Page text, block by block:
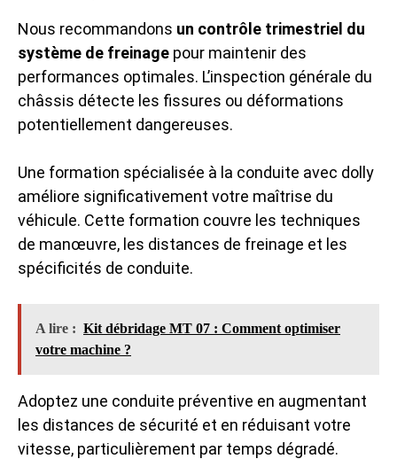
Nous recommandons un contrôle trimestriel du
système de freinage pour maintenir des
performances optimales. L’inspection générale du
châssis détecte les fissures ou déformations
potentiellement dangereuses.
Une formation spécialisée à la conduite avec dolly
améliore significativement votre maîtrise du
véhicule. Cette formation couvre les techniques
de manœuvre, les distances de freinage et les
spécificités de conduite.
A lire : Kit débridage MT 07 : Comment optimiser
votre machine ?
Adoptez une conduite préventive en augmentant
les distances de sécurité et en réduisant votre
vitesse, particulièrement par temps dégradé.